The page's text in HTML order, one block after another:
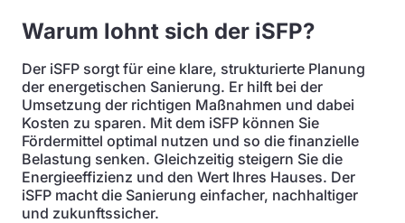
Warum lohnt sich der iSFP?
Der iSFP sorgt für eine klare, strukturierte Planung
der energetischen Sanierung. Er hilft bei der
Umsetzung der richtigen Maßnahmen und dabei
Kosten zu sparen. Mit dem iSFP können Sie
Fördermittel optimal nutzen und so die finanzielle
Belastung senken. Gleichzeitig steigern Sie die
Energieeffizienz und den Wert Ihres Hauses. Der
iSFP macht die Sanierung einfacher, nachhaltiger
und zukunftssicher.